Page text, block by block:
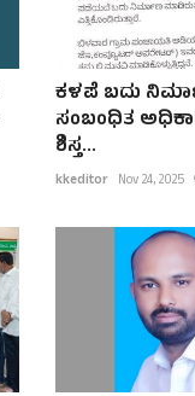
ಕಳಪೆ ಬದು
ಸಂಬಂಧಿತ
ಶಿಸ್ತ...
kkeditor Nov 24, 2025